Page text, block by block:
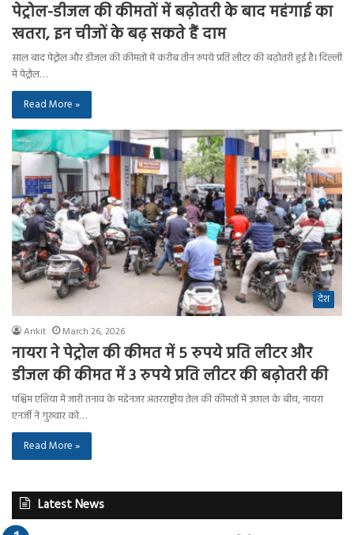
पेट्रोल-डीजल की कीमतों में बढ़ोतरी के बाद महंगाई का
खतरा, इन चीजों के बढ़ सकते हैं दाम
साल बाद पेट्रोल और डीजल की कीमतों में करीब तीन रुपये प्रति लीटर की बढ़ोतरी हुई है। दिल्ली
में पेट्रोल…
Read More »
देश
Ankit March 26, 2026
नायरा ने पेट्रोल की कीमत में 5 रुपये प्रति लीटर और
डीजल की कीमत में 3 रुपये प्रति लीटर की बढ़ोतरी की
पश्चिम एशिया में जारी तनाव के मद्देनजर अंतरराष्ट्रीय तेल की कीमतों में उछाल के बीच, नायरा
एनर्जी ने गुरुवार को…
Read More »
Latest News